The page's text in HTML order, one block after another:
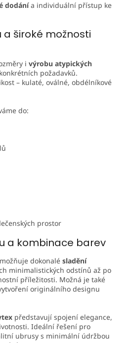
dodánía individuální přístup ke
široké možnosti
i výrobu atypických
požadavků.
– kulaté, oválné, obdélníkové
do:
prostor
a kombinace barev
dokonalé sladění
minimalistických odstínů až po
příležitosti. Možná je také
originálního designu
představují spojení elegance,
Ideální řešení pro
ubrusy s minimální údržbou